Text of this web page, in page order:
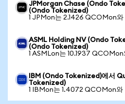
JPMorgan Chase (Ondo
(Ondo Tokenized)
1 JPMon는 2.1426 QCOMon와
ASML Holding NV (Ondo
(Ondo Tokenized)
1 ASMLon는 10.1937 QCOMon
IBM (Ondo Tokenized)에서
Tokenized)
1 IBMon는 1.4072 QCOMon와